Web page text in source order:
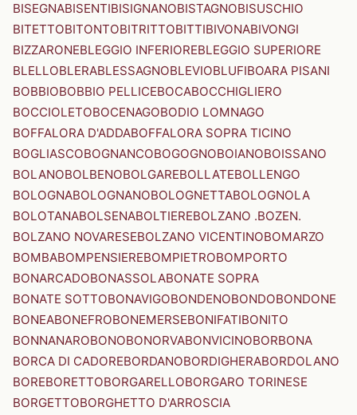
BISEGNABISENTIBISIGNANOBISTAGNOBISUSCHIO
BITETTOBITONTOBITRITTOBITTIBIVONABIVONGI
BIZZARONEBLEGGIO INFERIOREBLEGGIO SUPERIORE
BLELLOBLERABLESSAGNOBLEVIOBLUFIBOARA PISANI
BOBBIOBOBBIO PELLICEBOCABOCCHIGLIERO
BOCCIOLETOBOCENAGOBODIO LOMNAGO
BOFFALORA D'ADDABOFFALORA SOPRA TICINO
BOGLIASCOBOGNANCOBOGOGNOBOIANOBOISSANO
BOLANOBOLBENOBOLGAREBOLLATEBOLLENGO
BOLOGNABOLOGNANOBOLOGNETTABOLOGNOLA
BOLOTANABOLSENABOLTIEREBOLZANO .BOZEN.
BOLZANO NOVARESEBOLZANO VICENTINOBOMARZO
BOMBABOMPENSIEREBOMPIETROBOMPORTO
BONARCADOBONASSOLABONATE SOPRA
BONATE SOTTOBONAVIGOBONDENOBONDOBONDONE
BONEABONEFROBONEMERSEBONIFATIBONITO
BONNANAROBONOBONORVABONVICINOBORBONA
BORCA DI CADOREBORDANOBORDIGHERABORDOLANO
BOREBORETTOBORGARELLOBORGARO TORINESE
BORGETTOBORGHETTO D'ARROSCIA